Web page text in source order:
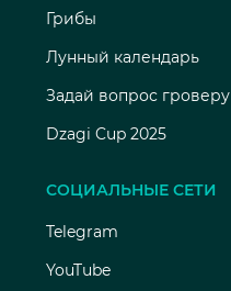
Грибы
Лунный календарь
Задай вопрос гроверу
Dzagi Cup 2025
СОЦИАЛЬНЫЕ СЕТИ
Telegram
YouTube